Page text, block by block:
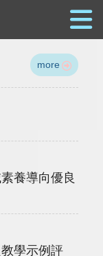
more
養導向優良
學示例評